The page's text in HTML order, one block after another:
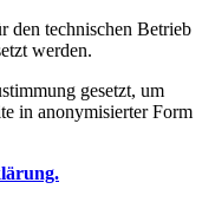
den technischen Betrieb
werden.
gesetzt, um
in anonymisierter Form